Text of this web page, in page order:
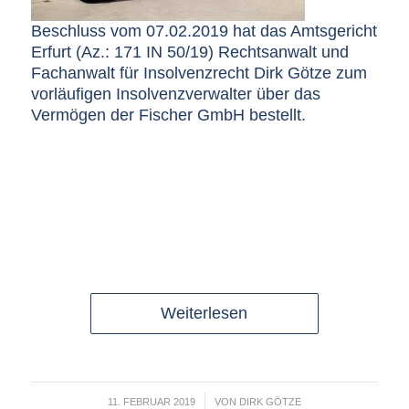
Beschluss vom 07.02.2019 hat das Amtsgericht
Erfurt (Az.: 171 IN 50/19) Rechtsanwalt und
Fachanwalt für Insolvenzrecht Dirk Götze zum
vorläufigen Insolvenzverwalter über das
Vermögen der Fischer GmbH bestellt.
Weiterlesen
11. FEBRUAR 2019
/ VON DIRK GÖTZE